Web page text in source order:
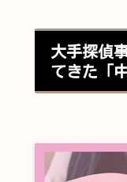
大手探偵
てきた「